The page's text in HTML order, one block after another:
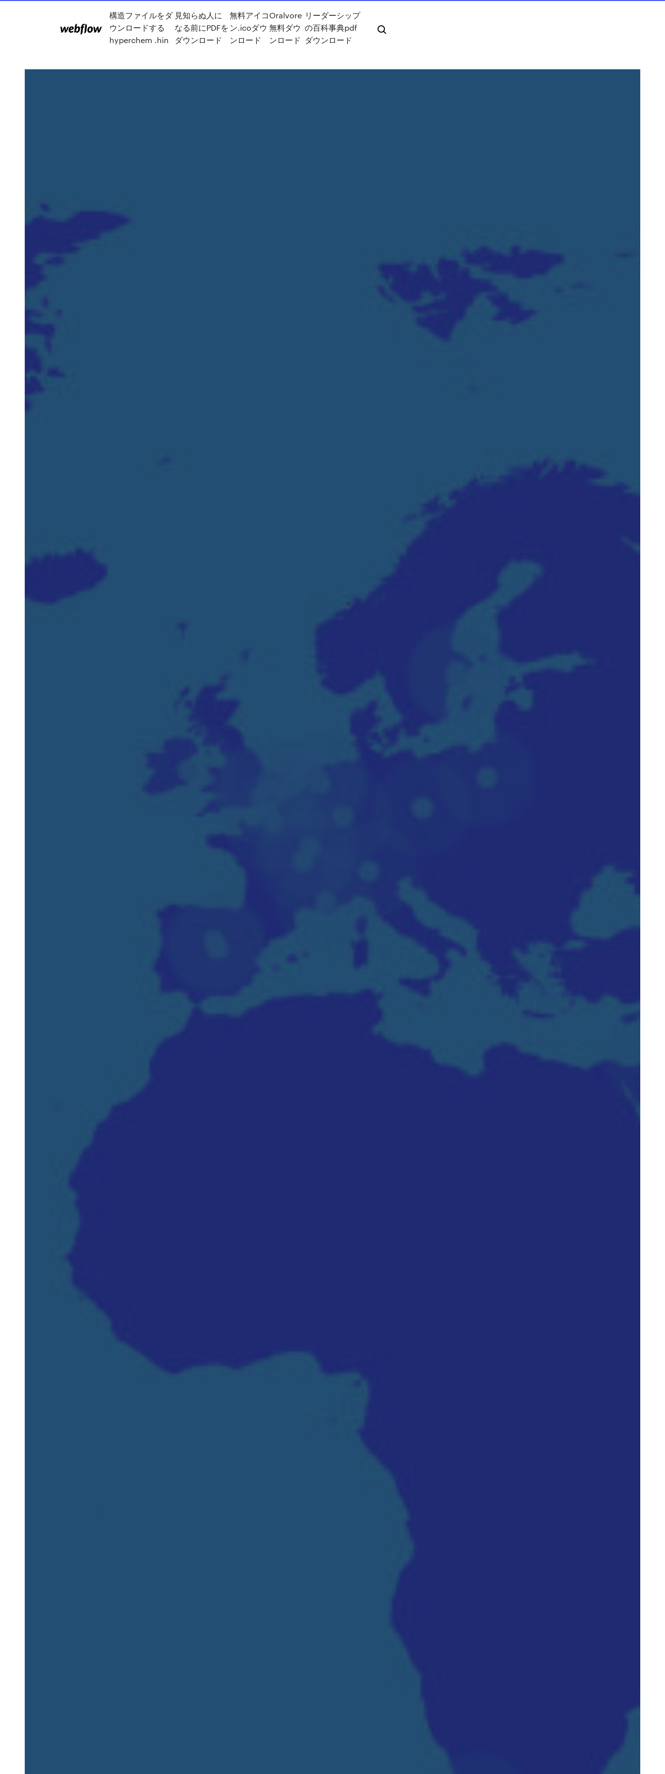
構造ファイルをダ
ウンロードする
hyperchem .hin
見知らぬ人に
なる前にPDFを
ダウンロード
無料アイコ
ン.icoダウ
ンロード
Oralvore
無料ダウ
ンロード
リーダーシップ
の百科事典pdf
ダウンロード